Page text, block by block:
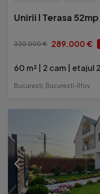
Unirii l Terasa
320.000 € 289.000 €
60 m² 2 cam etajul 2
Bucuresti, Bucuresti-Ilfov